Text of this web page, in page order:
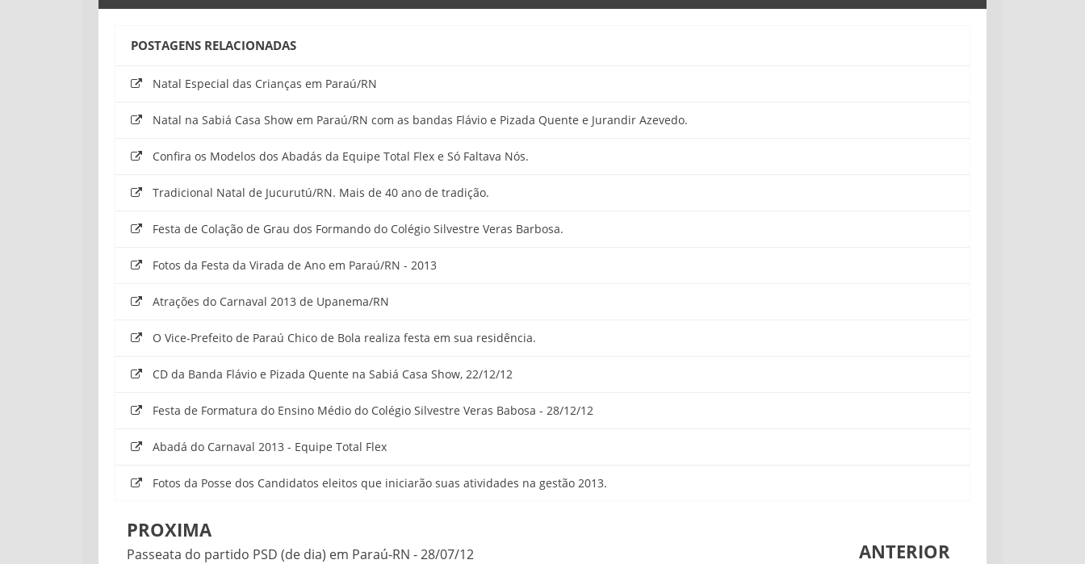
POSTAGENS RELACIONADAS
Natal Especial das Crianças em Paraú/RN
Natal na Sabiá Casa Show em Paraú/RN com as bandas Flávio e Pizada Quente e Jurandir Azevedo.
Confira os Modelos dos Abadás da Equipe Total Flex e Só Faltava Nós.
Tradicional Natal de Jucurutú/RN. Mais de 40 ano de tradição.
Festa de Colação de Grau dos Formando do Colégio Silvestre Veras Barbosa.
Fotos da Festa da Virada de Ano em Paraú/RN - 2013
Atrações do Carnaval 2013 de Upanema/RN
O Vice-Prefeito de Paraú Chico de Bola realiza festa em sua residência.
CD da Banda Flávio e Pizada Quente na Sabiá Casa Show, 22/12/12
Festa de Formatura do Ensino Médio do Colégio Silvestre Veras Babosa - 28/12/12
Abadá do Carnaval 2013 - Equipe Total Flex
Fotos da Posse dos Candidatos eleitos que iniciarão suas atividades na gestão 2013.
PROXIMA
Passeata do partido PSD (de dia) em Paraú-RN - 28/07/12 ANTERIOR